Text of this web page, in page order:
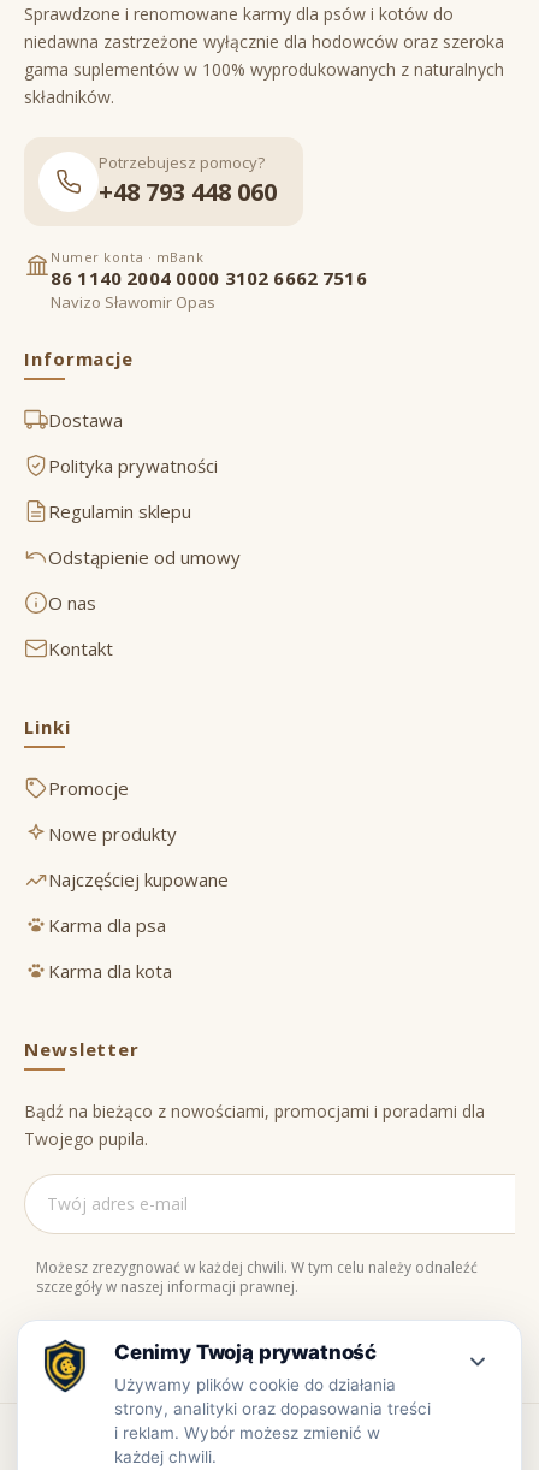
Sprawdzone i renomowane karmy dla psów i kotów do
niedawna zastrzeżone wyłącznie dla hodowców oraz szeroka
gama suplementów w 100% wyprodukowanych z naturalnych
składników.
Potrzebujesz pomocy?
+48 793 448 060
Numer konta · mBank
86 1140 2004 0000 3102 6662 7516
Navizo Sławomir Opas
Informacje
Dostawa
Polityka prywatności
Regulamin sklepu
Odstąpienie od umowy
O nas
Kontakt
Linki
Promocje
Nowe produkty
Najczęściej kupowane
Karma dla psa
Karma dla kota
Newsletter
Bądź na bieżąco z nowościami, promocjami i poradami dla
Twojego pupila.
Możesz zrezygnować w każdej chwili. W tym celu należy odnaleźć
szczegóły w naszej informacji prawnej.
Naturalne składniki
100% jakości
Bezpieczne zakupy
Zaufaj nam
Copyright © www.prowiant.pl · powered by apify.pl